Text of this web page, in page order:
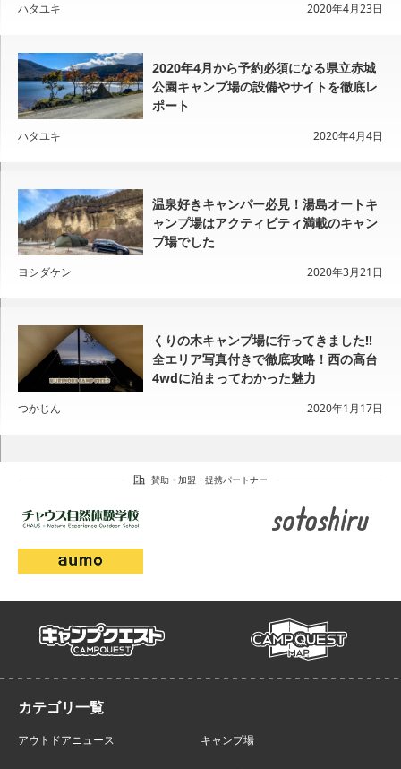
ハタユキ 2020年4月23日
2020年4月から予約必須になる県立赤城
公園キャンプ場の設備やサイトを徹底レ
ポート
ハタユキ 2020年4月4日
温泉好きキャンパー必見！湯島オートキ
ャンプ場はアクティビティ満載のキャン
プ場でした
ヨシダケン 2020年3月21日
くりの木キャンプ場に行ってきました!!
全エリア写真付きで徹底攻略！西の高台
4wdに泊まってわかった魅力
つかじん 2020年1月17日
campquest campmap
アウトドアニュース キャンプ場